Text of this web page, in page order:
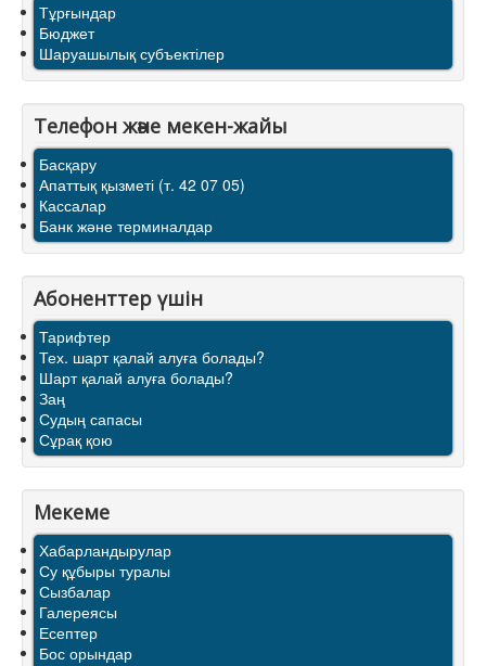
Тұрғындар
Бюджет
Шаруашылық субъектілер
Телефон және мекен-жайы
Басқару
Апаттық қызметі (т. 42 07 05)
Кассалар
Банк және терминалдар
Абоненттер үшін
Тарифтер
Тех. шарт қалай алуға болады?
Шарт қалай алуға болады?
Заң
Судың сапасы
Сұрақ қою
Мекеме
Хабарландырулар
Су құбыры туралы
Сызбалар
Галереясы
Есептер
Бос орындар